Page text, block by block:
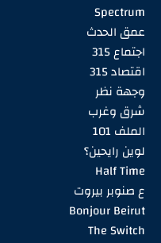
Spectrum
عمق الحدث
اجتماع 315
اقتصاد 315
وجهة نظر
شرق وغرب
الملف 101
لوين رايحين؟
Half Time
ع صنوبر بيروت
Bonjour Beirut
The Switch